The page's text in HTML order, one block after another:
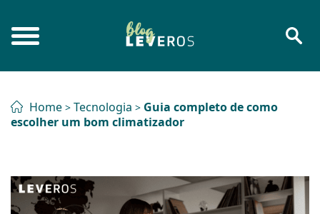
Home > Tecnologia > Guia completo de como
escolher um bom climatizador